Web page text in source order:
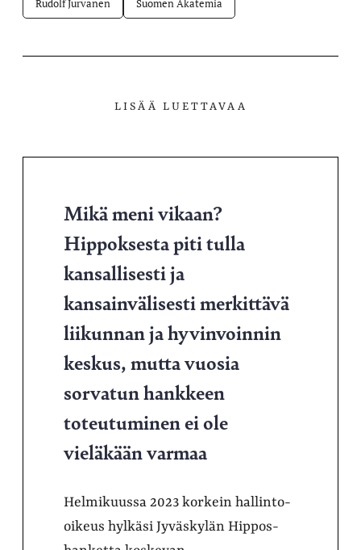
Rudolf Jurvanen Suomen Akatemia
LISÄÄ LUETTAVAA
Mikä meni vikaan?
Hippoksesta piti tulla
kansallisesti ja
kansainvälisesti merkittävä
liikunnan ja hyvinvoinnin
keskus, mutta vuosia
sorvatun hankkeen
toteutuminen ei ole
vieläkään varmaa
Helmikuussa 2023 korkein hallinto-
oikeus hylkäsi Jyväskylän Hippos-